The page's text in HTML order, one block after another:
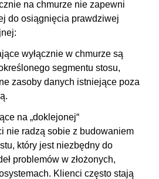
na chmurze nie zapewni
do osiągnięcia prawdziwej
wyłącznie w chmurze są
segmentu stosu,
zasoby danych istniejące poza
na „doklejonej“
nie radzą sobie z budowaniem
który jest niezbędny do
problemów w złożonych,
Klienci często stają